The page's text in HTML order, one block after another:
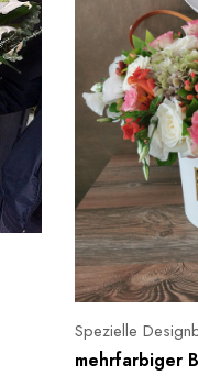
Spezielle
mehrfarbiger